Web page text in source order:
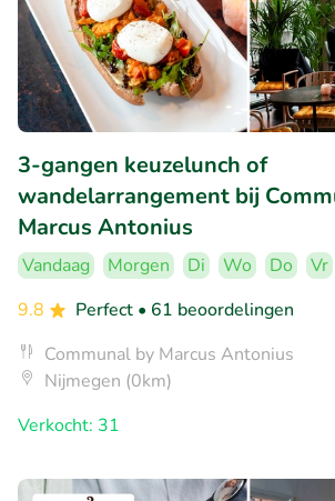
3-gangen keuzelunch of
wandelarrangement bij
Marcus Antonius
Vandaag Morgen Di Wo Do Vr
9.8
Perfect • 61 beoordelingen
Communal by Marcus Antonius
Nijmegen (0km)
Verkocht: 31